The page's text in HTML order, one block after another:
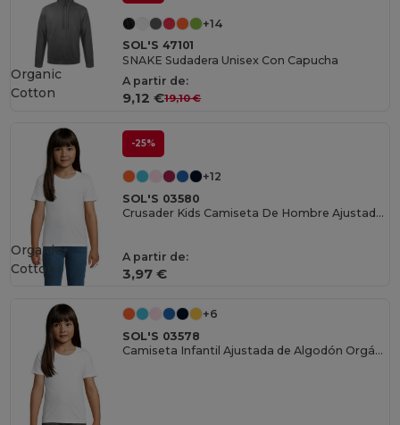
+14
SOL'S 47101
SNAKE Sudadera Unisex Con Capucha
A partir de:
9,12 €19,10 €
Organic
Cotton
-25%
+12
SOL'S 03580
Crusader Kids Camiseta De Hombre Ajustada De Cuello Redondo
A partir de:
3,97 €
Organic
Cotton
+6
SOL'S 03578
Camiseta Infantil Ajustada de Algodón Orgánico